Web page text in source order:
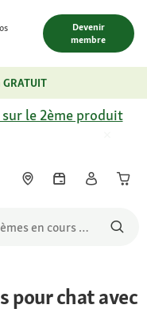
Devenir
membre
sur le 2ème produit
pour chat avec